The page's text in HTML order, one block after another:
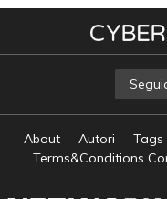
About Autori Tags
Terms&Conditions